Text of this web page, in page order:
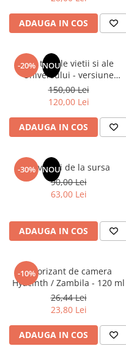
Dezvoltare personala
Enciclopedii
Legende istorice
Literatura Scolara
Elevi de 10 plus
Lecturi Scolare
Lumea Copilariei
Ma pregatesc pentru scoala
Clasa a II-a
Clasa a III-a
Clasa a IV-a
Clasa a V-a
Clasa a VI-a
Clasa a VII-a
Clasa a VIII-a
Clasa I
ADAUGA IN COS
-20% NOU
Din tainele vietii si ale
Universului - versiune
originala din 1939. Volumele I-
III. Cutie de colectie -Scarlat
Demetrescu
150,00 Lei
120,00 Lei
ADAUGA IN COS
-30% NOU
Revelatii de la sursa
90,00 Lei
63,00 Lei
ADAUGA IN COS
-10%
Odorizant de camera
Hyacinth / Zambila - 120 ml
26,44 Lei
23,80 Lei
ADAUGA IN COS